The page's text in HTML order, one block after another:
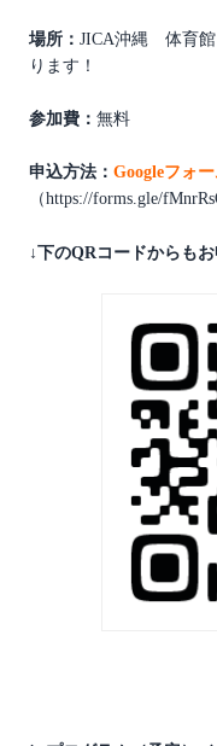
場所： JICA沖縄 体育館
ります！
参加費： 無料
申込方法： Googleフォ
（https://forms.gle/
↓下のQRコードからも